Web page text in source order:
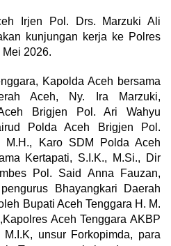
Irjen Pol. Drs. Marzuki Ali
kunjungan kerja ke Polres
2026.
Kapolda Aceh bersama
Aceh, Ny. Ira Marzuki,
Brigjen Pol. Ari Wahyu
Polda Aceh Brigjen Pol.
M.H., Karo SDM Polda Aceh
Kertapati, S.I.K., M.Si., Dir
Pol. Said Anna Fauzan,
Bhayangkari Daerah
Bupati Aceh Tenggara H. M.
Aceh Tenggara AKBP
unsur Forkopimda, para